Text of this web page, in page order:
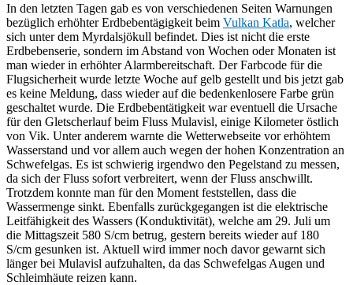
In den letzten Tagen gab es von verschiedenen Seiten Warnungen
bezüglich erhöhter Erdbebentägigkeit beim Vulkan Katla, welcher
sich unter dem Myrdalsjökull befindet. Dies ist nicht die erste
Erdbebenserie, sondern im Abstand von Wochen oder Monaten ist
man wieder in erhöhter Alarmbereitschaft. Der Farbcode für die
Flugsicherheit wurde letzte Woche auf gelb gestellt und bis jetzt gab
es keine Meldung, dass wieder auf die bedenkenlosere Farbe grün
geschaltet wurde. Die Erdbebentätigkeit war eventuell die Ursache
für den Gletscherlauf beim Fluss Mulavisl, einige Kilometer östlich
von Vik. Unter anderem warnte die Wetterwebseite vor erhöhtem
Wasserstand und vor allem auch wegen der hohen Konzentration an
Schwefelgas. Es ist schwierig irgendwo den Pegelstand zu messen,
da sich der Fluss sofort verbreitert, wenn der Fluss anschwillt.
Trotzdem konnte man für den Moment feststellen, dass die
Wassermenge sinkt. Ebenfalls zurückgegangen ist die elektrische
Leitfähigkeit des Wassers (Konduktivität), welche am 29. Juli um
die Mittagszeit 580 S/cm betrug, gestern bereits wieder auf 180
S/cm gesunken ist. Aktuell wird immer noch davor gewarnt sich
länger bei Mulavisl aufzuhalten, da das Schwefelgas Augen und
Schleimhäute reizen kann.